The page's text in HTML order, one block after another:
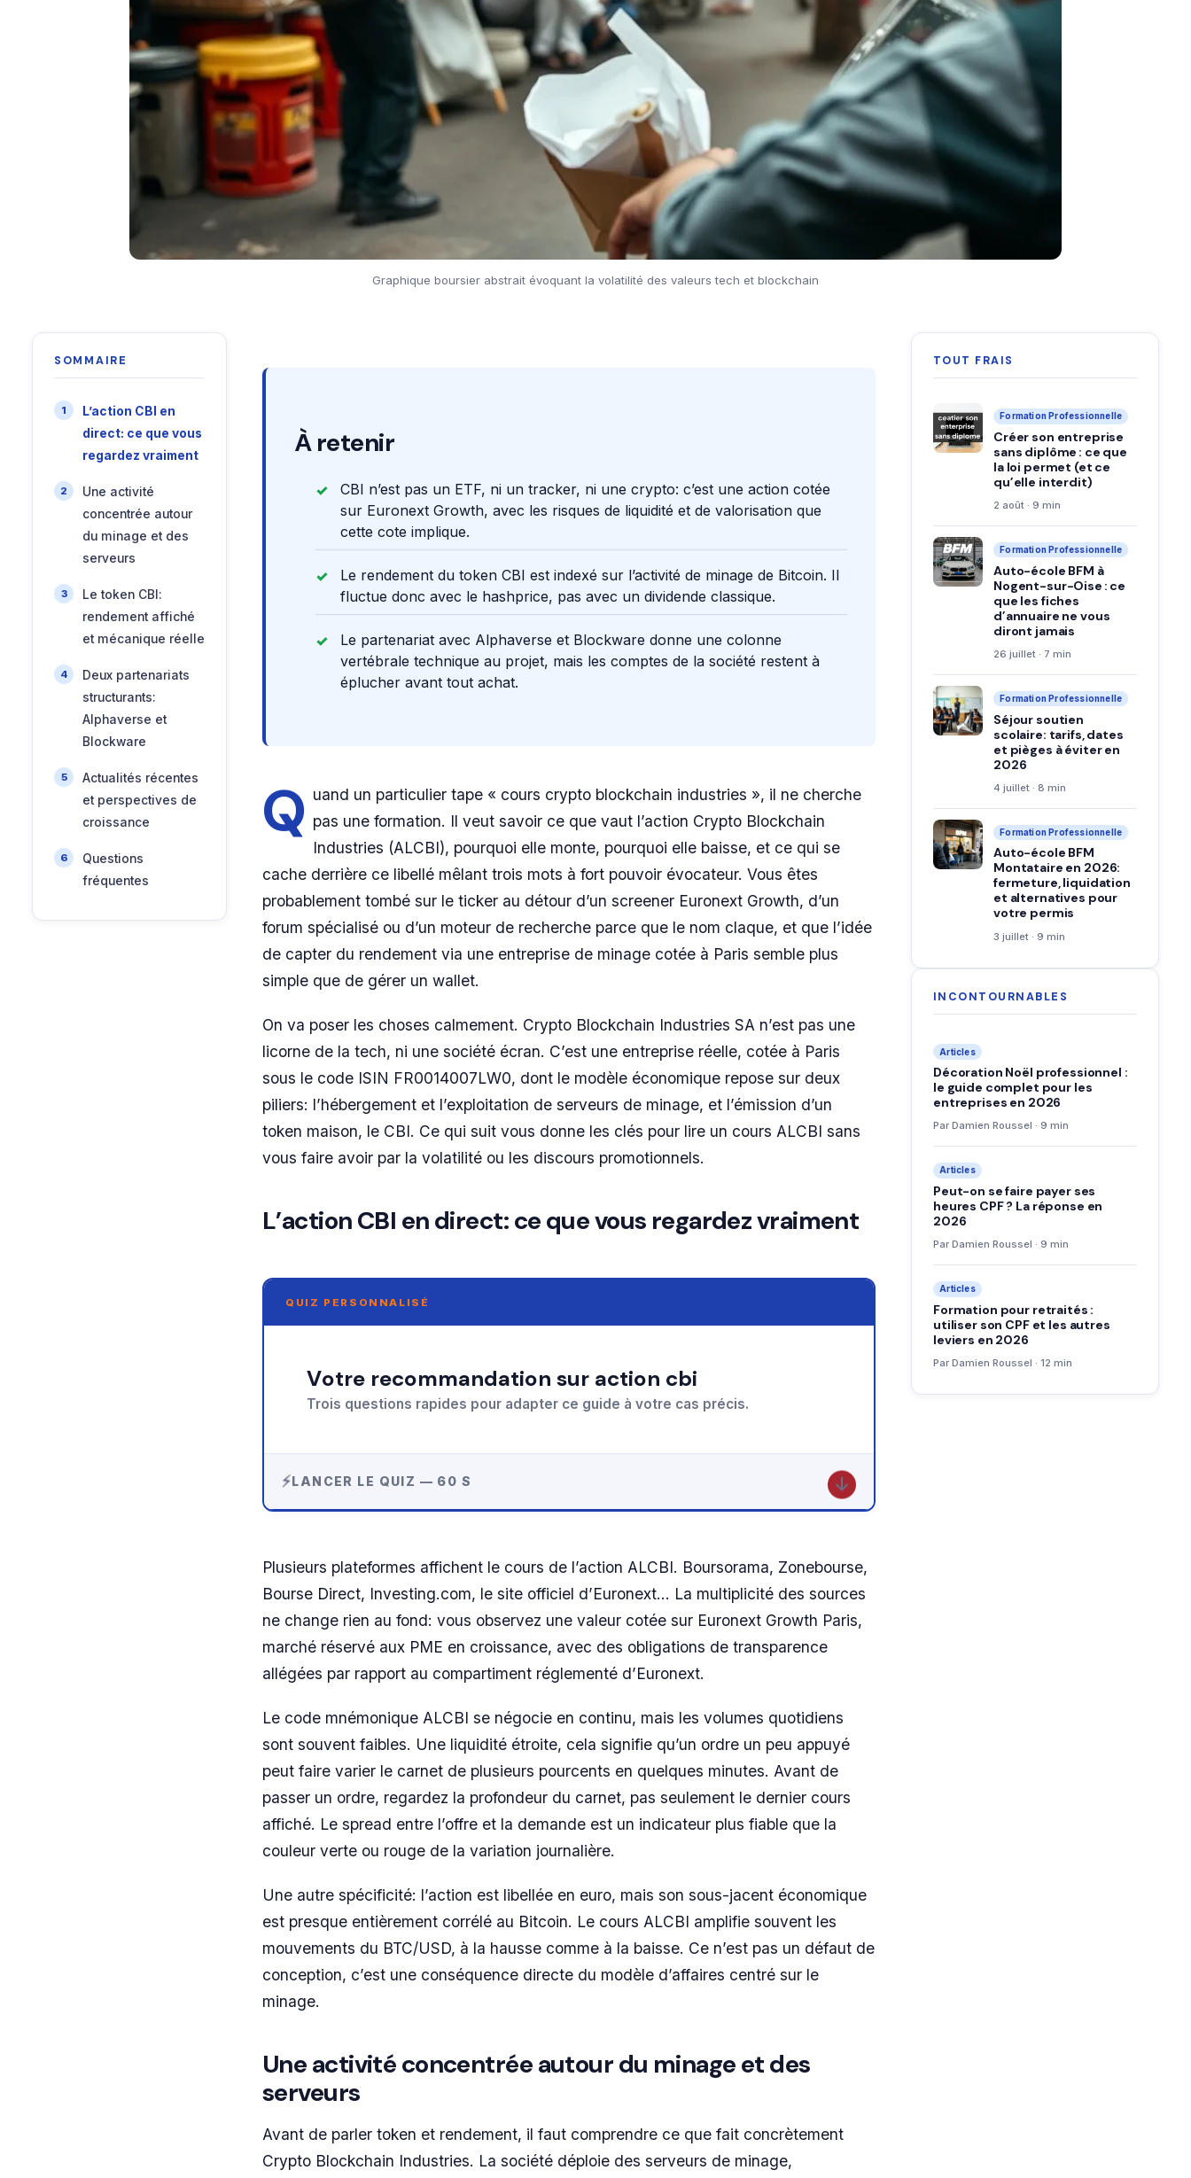
Graphique boursier abstrait évoquant la volatilité des valeurs tech et blockchain
SOMMAIRE
L’action CBI en
direct: ce que vous
regardez vraiment
Une activité
concentrée autour
du minage et des
serveurs
Le token CBI:
rendement affiché
et mécanique réelle
Deux partenariats
structurants:
Alphaverse et
Blockware
Actualités récentes
et perspectives de
croissance
Questions
fréquentes
À retenir
CBI n’est pas un ETF, ni un tracker, ni une crypto: c’est une action cotée
sur Euronext Growth, avec les risques de liquidité et de valorisation que
cette cote implique.
Le rendement du token CBI est indexé sur l’activité de minage de Bitcoin. Il
fluctue donc avec le hashprice, pas avec un dividende classique.
Le partenariat avec Alphaverse et Blockware donne une colonne
vertébrale technique au projet, mais les comptes de la société restent à
éplucher avant tout achat.
Q uand un particulier tape « cours crypto blockchain industries », il ne cherche
pas une formation. Il veut savoir ce que vaut l’action Crypto Blockchain
Industries (ALCBI), pourquoi elle monte, pourquoi elle baisse, et ce qui se
cache derrière ce libellé mêlant trois mots à fort pouvoir évocateur. Vous êtes
probablement tombé sur le ticker au détour d’un screener Euronext Growth, d’un
forum spécialisé ou d’un moteur de recherche parce que le nom claque, et que l’idée
de capter du rendement via une entreprise de minage cotée à Paris semble plus
simple que de gérer un wallet.
On va poser les choses calmement. Crypto Blockchain Industries SA n’est pas une
licorne de la tech, ni une société écran. C’est une entreprise réelle, cotée à Paris
sous le code ISIN FR0014007LW0, dont le modèle économique repose sur deux
piliers: l’hébergement et l’exploitation de serveurs de minage, et l’émission d’un
token maison, le CBI. Ce qui suit vous donne les clés pour lire un cours ALCBI sans
vous faire avoir par la volatilité ou les discours promotionnels.
L’action CBI en direct: ce que vous regardez vraiment
QUIZ PERSONNALISÉ
Votre recommandation sur action cbi
Trois questions rapides pour adapter ce guide à votre cas précis.
LANCER LE QUIZ — 60 S ↓
Plusieurs plateformes affichent le cours de l’action ALCBI. Boursorama, Zonebourse,
Bourse Direct, Investing.com, le site officiel d’Euronext… La multiplicité des sources
ne change rien au fond: vous observez une valeur cotée sur Euronext Growth Paris,
marché réservé aux PME en croissance, avec des obligations de transparence
allégées par rapport au compartiment réglementé d’Euronext.
Le code mnémonique ALCBI se négocie en continu, mais les volumes quotidiens
sont souvent faibles. Une liquidité étroite, cela signifie qu’un ordre un peu appuyé
peut faire varier le carnet de plusieurs pourcents en quelques minutes. Avant de
passer un ordre, regardez la profondeur du carnet, pas seulement le dernier cours
affiché. Le spread entre l’offre et la demande est un indicateur plus fiable que la
couleur verte ou rouge de la variation journalière.
Une autre spécificité: l’action est libellée en euro, mais son sous-jacent économique
est presque entièrement corrélé au Bitcoin. Le cours ALCBI amplifie souvent les
mouvements du BTC/USD, à la hausse comme à la baisse. Ce n’est pas un défaut de
conception, c’est une conséquence directe du modèle d’affaires centré sur le
minage.
Une activité concentrée autour du minage et des
serveurs
Avant de parler token et rendement, il faut comprendre ce que fait concrètement
Crypto Blockchain Industries. La société déploie des serveurs de minage,
TOUT FRAIS
Formation Professionnelle
Créer son entreprise
sans diplôme : ce que
la loi permet (et ce
qu’elle interdit)
2 août · 9 min
Formation Professionnelle
Auto-école BFM à
Nogent-sur-Oise : ce
que les fiches
d’annuaire ne vous
diront jamais
26 juillet · 7 min
Formation Professionnelle
Séjour soutien
scolaire: tarifs, dates
et pièges à éviter en
2026
4 juillet · 8 min
Formation Professionnelle
Auto-école BFM
Montataire en 2026:
fermeture, liquidation
et alternatives pour
votre permis
3 juillet · 9 min
INCONTOURNABLES
Articles
Décoration Noël professionnel :
le guide complet pour les
entreprises en 2026
Par Damien Roussel · 9 min
Articles
Peut-on se faire payer ses
heures CPF ? La réponse en
2026
Par Damien Roussel · 9 min
Articles
Formation pour retraités :
utiliser son CPF et les autres
leviers en 2026
Par Damien Roussel · 12 min